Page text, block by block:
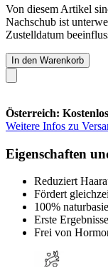
Von diesem Artikel
Nachschub ist
Zustelldatum
In den Warenkorb
Österreich:
Weitere Infos zu
Eigenschaften
Reduziert
Fördert
100%
Erste
Frei von